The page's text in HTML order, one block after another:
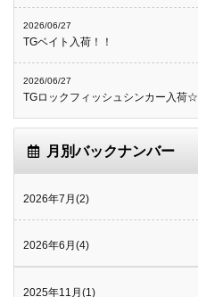
2026/06/27
TGベイト入荷！！
2026/06/27
TGロックフィッシュシンカー入荷☆
月別バックナンバー
2026年7月(2)
2026年6月(4)
2025年11月(1)